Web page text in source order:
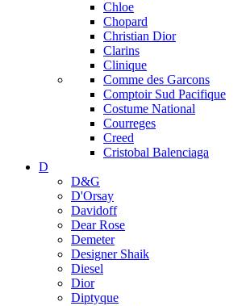
Chloe
Chopard
Christian Dior
Clarins
Clinique
Comme des Garcons
Comptoir Sud Pacifique
Costume National
Courreges
Creed
Cristobal Balenciaga
D
D&G
D'Orsay
Davidoff
Dear Rose
Demeter
Designer Shaik
Diesel
Dior
Diptyque